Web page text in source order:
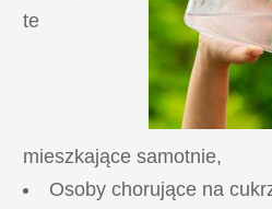
te
mieszkające samotnie,
Osoby chorujące na